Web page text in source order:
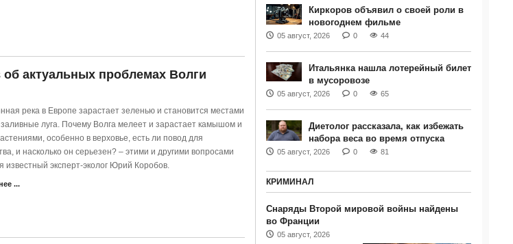
актуальных проблемах Волги
река в Европе зарастает зеленью и становится местами
луга. Почему Волга мелеет и зарастает камышом и
особенно в верховье, есть ли повод для
и насколько он серьезен? – этими и другими вопросами
известный эксперт-эколог Юрий Коробов.
...
Киркоров объявил о своей роли в
новогоднем фильме
05 август, 2026 0 44
Итальянка нашла лотерейный билет
в мусоровозе
05 август, 2026 0 65
Диетолог рассказала, как избежать
набора веса во время отпуска
05 август, 2026 0 81
КРИМИНАЛ
Снаряды Второй мировой войны найдены
во Франции
05 август, 2026